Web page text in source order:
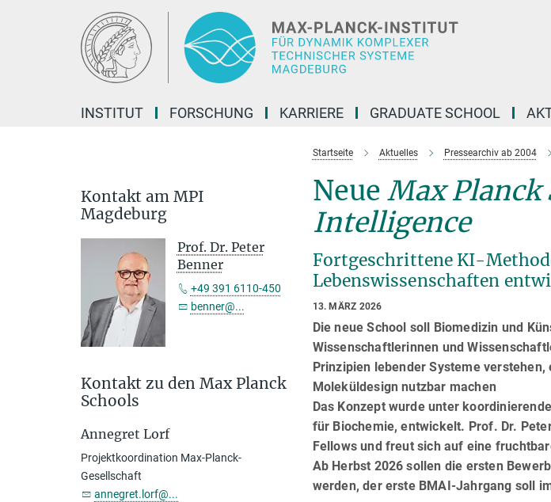
INSTITUT FORSCHUNG KARRIERE GRADUATE SCHOOL
Startseite Aktuelles Pressearchiv ab 2004
Neue Max
Intelligence
Fortgeschrittene KI-
Lebenswissenschaften
13. MÄRZ 2026
Die neue School soll Biomedizin und
Wissenschaftlerinnen und
Prinzipien lebender Systeme
Moleküldesign nutzbar machen
Das Konzept wurde unter
für Biochemie, entwickelt. Prof. Dr.
Fellows und freut sich auf eine
Ab Herbst 2026 sollen die ersten
werden, der erste BMAI-Jahrgang soll
Kontakt am MPI
Magdeburg
Prof. Dr. Peter
Benner
+49 391 6110-450
benner@...
Kontakt zu den Max Planck
Schools
Annegret Lorf
Projektkoordination Max-Planck-
Gesellschaft
annegret.lorf@...